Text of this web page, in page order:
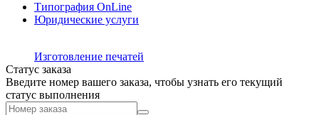
Типография OnLine
Юридические услуги
Изготовление печатей
Статус заказа
Введите номер вашего заказа, чтобы узнать его текущий
статус выполнения